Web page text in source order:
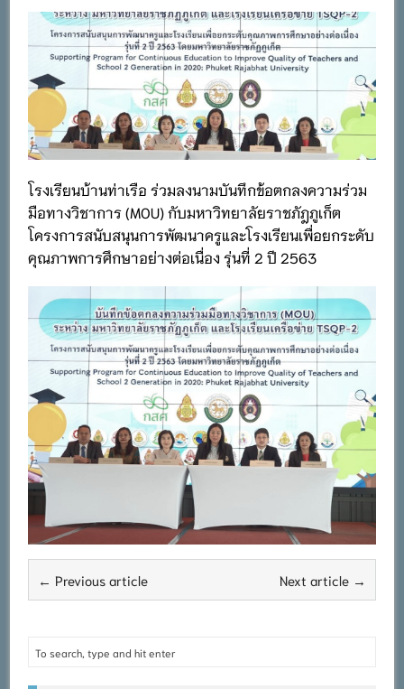
กิจกรรมถวายเทียนพรรษา สืบสานพระพุทธศาสนา
เนื่องในวันอาสาฬหบูชาและวันเข้าพรรษา
กิจกรรม SAFETY FOR KIDS เสริมสร้างวินัยและ
ความปลอดภัยในการใช้รถใช้ถนน
โรงเรียนบ้านท่าเรือ ร่วมลงนามบันทึกข้อตกลงความร่วม
มือทางวิชาการ (MOU) กับมหาวิทยาลัยราชภัฎภูเก็ต
โครงการสนับสนุนการพัฒนาครูและโรงเรียนเพื่อยกระดับ
คุณภาพการศึกษาอย่างต่อเนื่อง รุ่นที่ 2 ปี 2563
← Previous article Next article →